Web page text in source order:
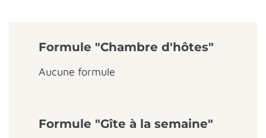
Formule "Chambre d'hôtes"
Aucune formule
Formule "Gîte à la semaine"